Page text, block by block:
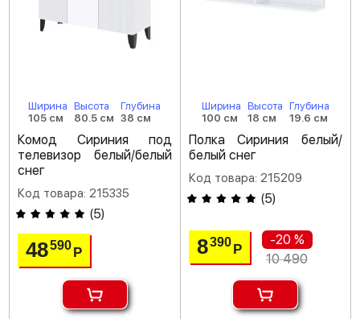
Ширина
105 см
Высота
80.5 см
Глубина
38 см
Комод Сириния под
телевизор белый/белый
снег
Код товара: 215335
(5)
48590Р
Ширина
100 см
Высота
18 см
Глубина
19.6 см
Полка Сириния белый/
белый снег
Код товара: 215209
(5)
8390 Р
-20 %
10 490